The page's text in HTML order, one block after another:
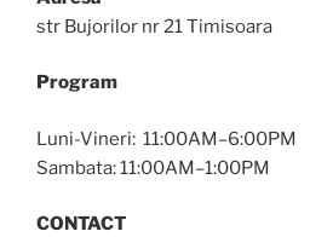
str Bujorilor nr 21 Timisoara
Program
Luni-Vineri: 11:00AM–6:00PM
Sambata: 11:00AM–1:00PM
CONTACT